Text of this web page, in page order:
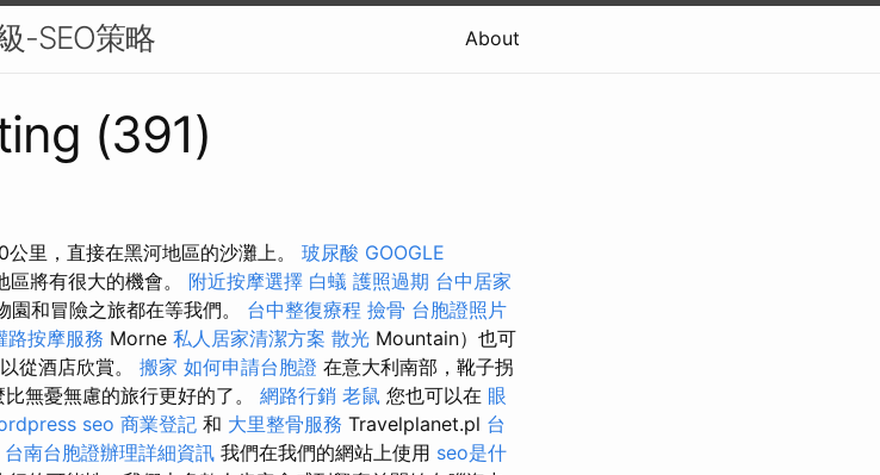
-SEO策略 About
(391)
里，直接在黑河地區的沙灘上。 玻尿酸 GOOGLE
將有很大的機會。 附近按摩選擇 白蟻 護照過期 台中居家
和冒險之旅都在等我們。 台中整復療程 撿骨 台胞證照片
路按摩服務 Morne 私人居家清潔方案 散光 Mountain）也可
從酒店欣賞。 搬家 如何申請台胞證 在意大利南部，靴子拐
無憂無慮的旅行更好的了。 網路行銷 老鼠 您也可以在 眼
seo 商業登記 和 大里整骨服務 Travelplanet.pl 台
台南台胞證辦理詳細資訊 我們在我們的網站上使用 seo是什